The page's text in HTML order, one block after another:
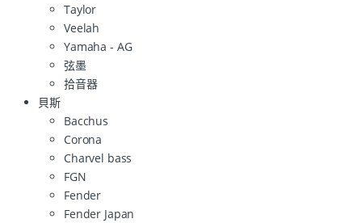
Taylor
Veelah
Yamaha - AG
弦墨
拾音器
貝斯
Bacchus
Corona
Charvel bass
FGN
Fender
Fender Japan